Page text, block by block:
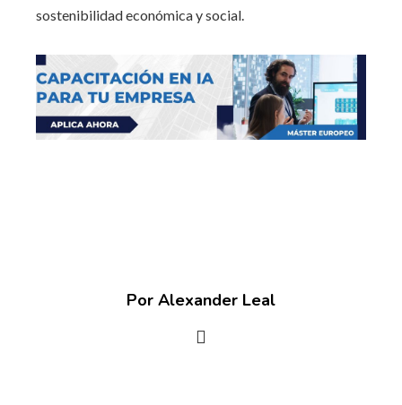
sostenibilidad económica y social.
Por Alexander Leal